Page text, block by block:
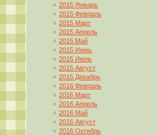
2015 Январь
2015 Февраль
2015 Март
2015 Апрель
2015 Май
2015 Июнь
2015 Июль
2015 Август
2015 Декабрь
2016 Февраль
2016 Март
2016 Апрель
2016 Май
2016 Август
2016 Октябрь